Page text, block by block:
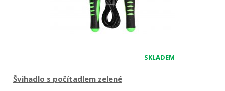
SKLADEM
Švihadlo s počítadlem zelené